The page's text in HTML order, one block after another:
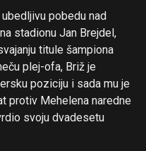
pobedu nad
stadionu Jan Brejdel,
titule šampiona
plej-ofa, Briž je
poziciju i sada mu je
protiv Mehelena naredne
svoju dvadesetu